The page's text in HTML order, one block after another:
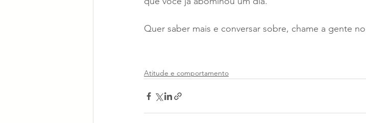
Quer saber mais e conversar sobre, chame a gente no
Atitude e comportamento